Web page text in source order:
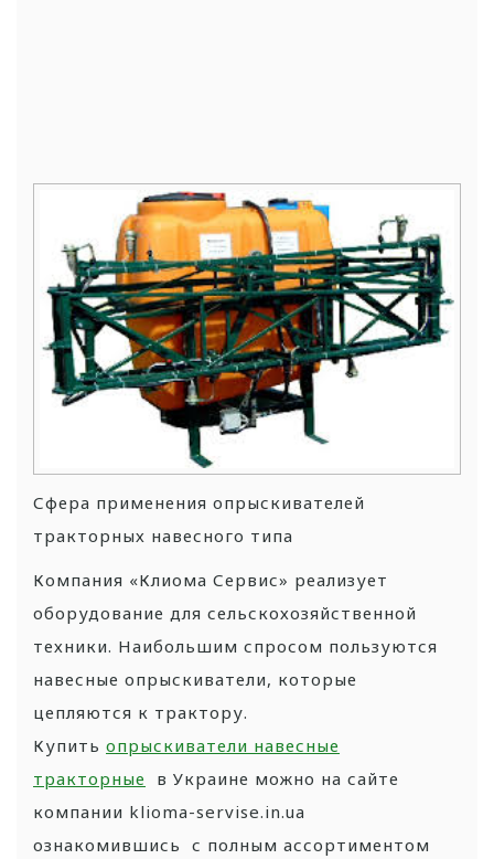
Сфера применения опрыскивателей
тракторных навесного типа
Компания «Клиома Сервис» реализует
оборудование для сельскохозяйственной
техники. Наибольшим спросом пользуются
навесные опрыскиватели, которые
цепляются к трактору.
Купить опрыскиватели навесные
тракторные в Украине можно на сайте
компании klioma-servise.in.ua
ознакомившись с полным ассортиментом